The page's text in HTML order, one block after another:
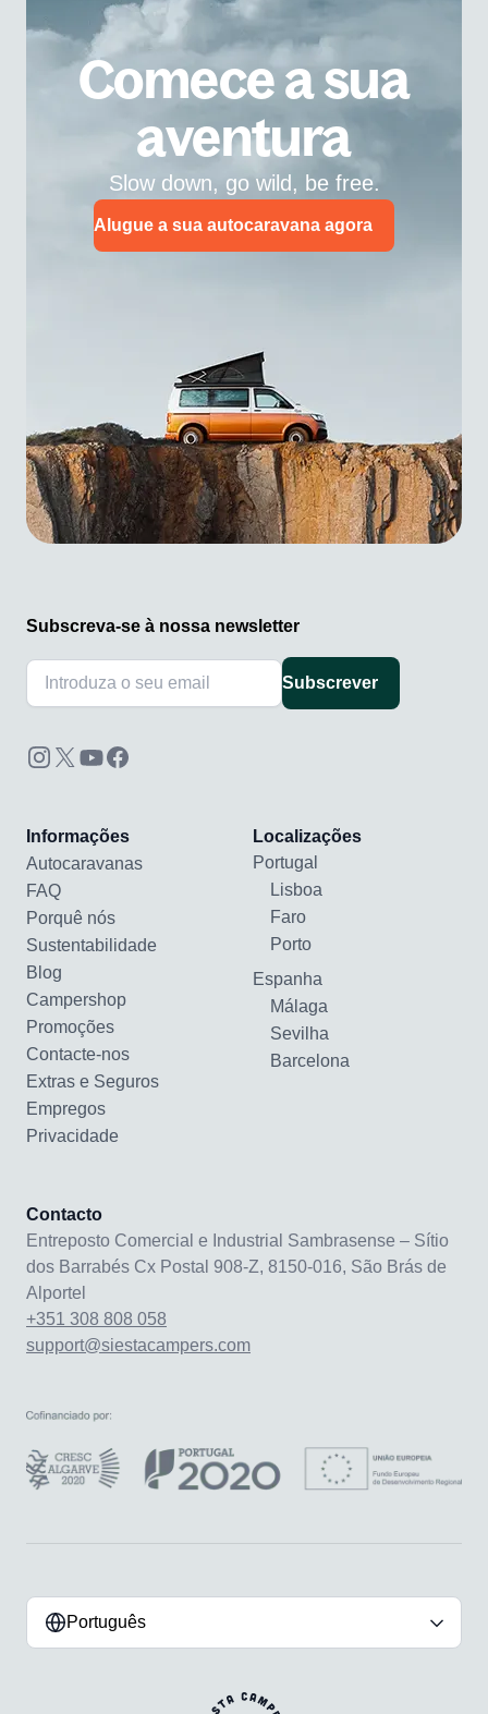
Comece a sua
aventura
Slow down, go wild, be free.
Alugue a sua autocaravana agora
Subscreva-se à nossa newsletter
Subscrever
Informações
Autocaravanas
FAQ
Porquê nós
Sustentabilidade
Blog
Campershop
Promoções
Contacte-nos
Extras e Seguros
Empregos
Privacidade
Localizações
Portugal
Lisboa
Faro
Porto
Espanha
Málaga
Sevilha
Barcelona
Contacto
Entreposto Comercial e Industrial Sambrasense – Sítio
dos Barrabés Cx Postal 908-Z, 8150-016, São Brás de
Alportel
+351 308 808 058
support@siestacampers.com
Português